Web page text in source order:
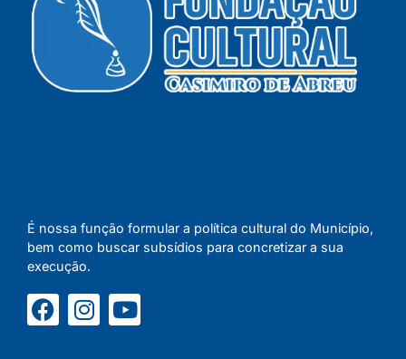
É nossa função formular a política cultural do Município,
bem como buscar subsídios para concretizar a sua
execução.